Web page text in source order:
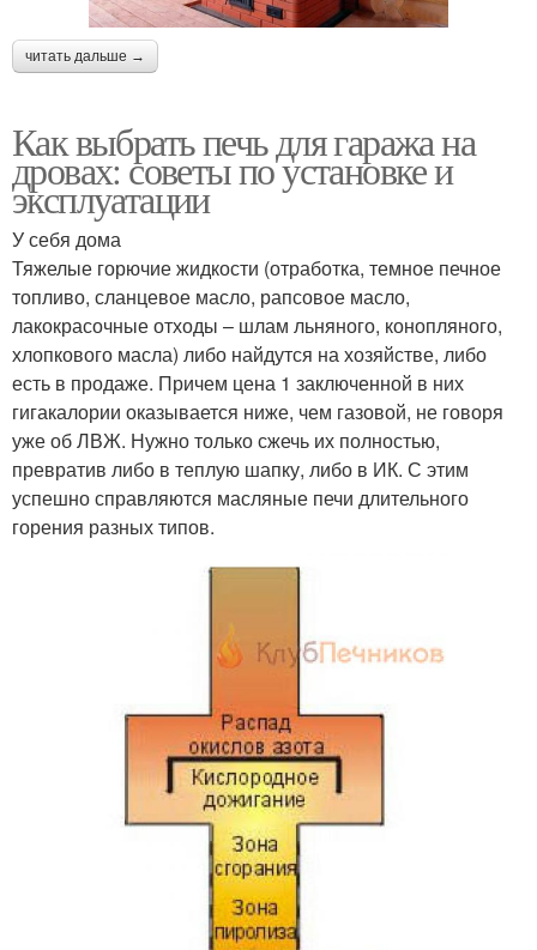
читать дальше →
Как выбрать печь для гаража на
дровах: советы по установке и
эксплуатации
У себя дома
Тяжелые горючие жидкости (отработка, темное печное
топливо, сланцевое масло, рапсовое масло,
лакокрасочные отходы – шлам льняного, конопляного,
хлопкового масла) либо найдутся на хозяйстве, либо
есть в продаже. Причем цена 1 заключенной в них
гигакалории оказывается ниже, чем газовой, не говоря
уже об ЛВЖ. Нужно только сжечь их полностью,
превратив либо в теплую шапку, либо в ИК. С этим
успешно справляются масляные печи длительного
горения разных типов.